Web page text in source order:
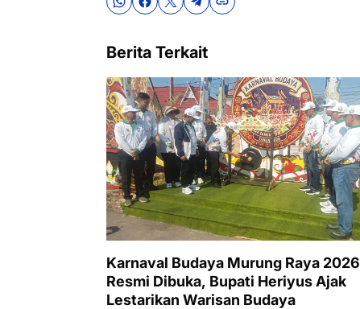
Berita Terkait
Karnaval Budaya Murung Raya 2026
Resmi Dibuka, Bupati Heriyus Ajak
Lestarikan Warisan Budaya